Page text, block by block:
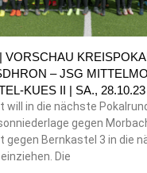
VORSCHAU
– JSG
KUES II | SA.,
will in die nächste
gegen
gegen Bernkastel 3 in die
Die